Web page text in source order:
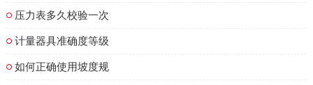
压力表多久校验一次
计量器具准确度等级
如何正确使用坡度规